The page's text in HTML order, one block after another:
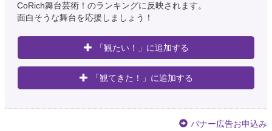
CoRich舞台芸術！のランキングに反映されます。
面白そうな舞台を応援しましょう！
「観たい！」に追加する
「観てきた！」に追加する
バナー広告お申込み